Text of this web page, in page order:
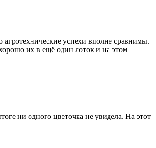
успехи вполне сравнимы.
их в ещё один лоток и на этом
ни одного цветочка не увидела. На этот